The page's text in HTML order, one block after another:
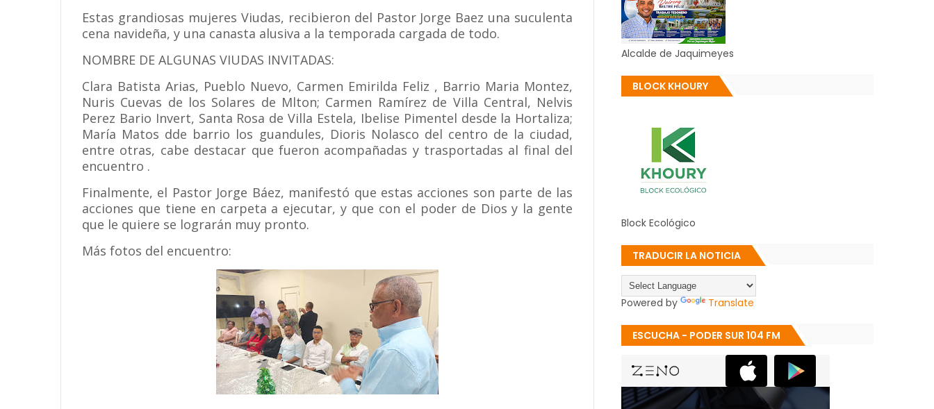
Estas grandiosas mujeres Viudas, recibieron del Pastor Jorge Baez una suculenta
cena navideña, y una canasta alusiva a la temporada cargada de todo.
NOMBRE DE ALGUNAS VIUDAS INVITADAS:
Clara Batista Arias, Pueblo Nuevo, Carmen Emirilda Feliz , Barrio Maria Montez,
Nuris Cuevas de los Solares de Mlton; Carmen Ramírez de Villa Central, Nelvis
Perez Bario Invert, Santa Rosa de Villa Estela, Ibelise Pimentel desde la Hortaliza;
María Matos dde barrio los guandules, Dioris Nolasco del centro de la ciudad,
entre otras, cabe destacar que fueron acompañadas y trasportadas al final del
encuentro .
Finalmente, el Pastor Jorge Báez, manifestó que estas acciones son parte de las
acciones que tiene en carpeta a ejecutar, y que con el poder de Dios y la gente
que le quiere se lograrán muy pronto.
Más fotos del encuentro:
Alcalde de Jaquimeyes
BLOCK KHOURY
Block Ecológico
TRADUCIR LA NOTICIA
Powered by Translate
ESCUCHA - PODER SUR 104 FM